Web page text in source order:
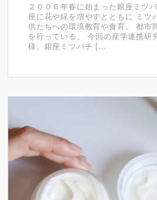
２００６年春に始まった銀座ミツ
座に花や緑を増やすとともに ミツ
供たちへの環境教育や食育、 都市
を行っている。 今回の産学連携研
様、銀座ミツバチ […